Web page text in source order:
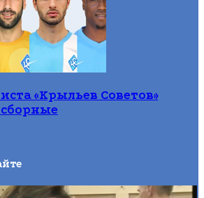
«Крыльев Советов»